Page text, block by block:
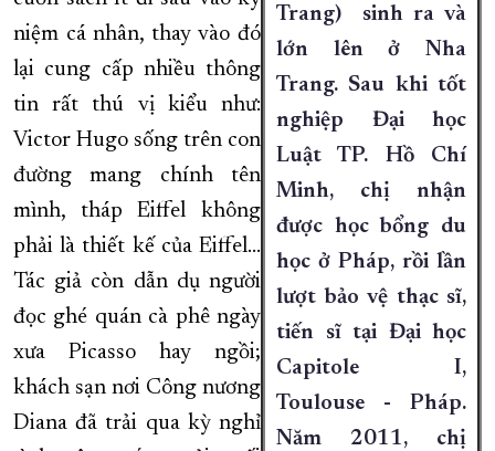
Trang) sinh ra và
lớn lên ở Nha
Trang. Sau khi tốt
nghiệp Đại học
Luật TP. Hồ Chí
Minh, chị nhận
được học bổng du
học ở Pháp, rồi lần
lượt bảo vệ thạc sĩ,
tiến sĩ tại Đại học
Capitole I,
Toulouse - Pháp.
Năm 2011, chị
niệm cá nhân, thay vào đó
lại cung cấp nhiều thông
tin rất thú vị kiểu như:
Victor Hugo sống trên con
đường mang chính tên
mình, tháp Eiffel không
phải là thiết kế của Eiffel...
Tác giả còn dẫn dụ người
đọc ghé quán cà phê ngày
xưa Picasso hay ngồi;
khách sạn nơi Công nương
Diana đã trải qua kỳ nghỉ